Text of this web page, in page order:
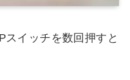
スイッチを数回押すと